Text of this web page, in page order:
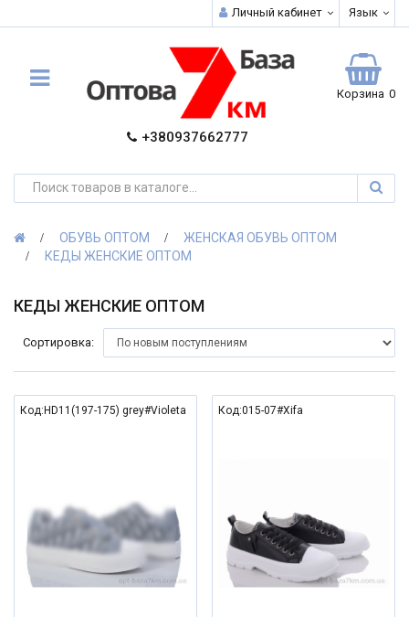
Личный кабинет Язык
+380937662777
Корзина 0
ОБУВЬ ОПТОМ
ЖЕНСКАЯ ОБУВЬ ОПТОМ
КЕДЫ ЖЕНСКИЕ ОПТОМ
КЕДЫ ЖЕНСКИЕ ОПТОМ
Сортировка:
Код:HD11(197-175) grey#Violeta Код:015-07#Xifa